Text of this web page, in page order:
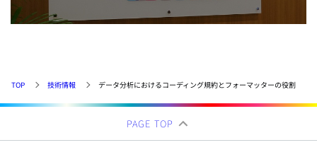
TOP 技術情報 データ分析におけるコーディング規約とフォーマッターの役割
PAGE TOP